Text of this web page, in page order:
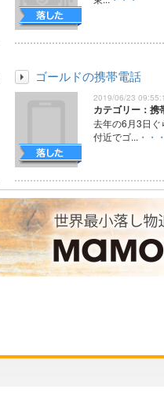
ゴールドの携帯電話
2019/06/23
カテゴリー：携
去年の6月3日
付近でゴ... ・・・